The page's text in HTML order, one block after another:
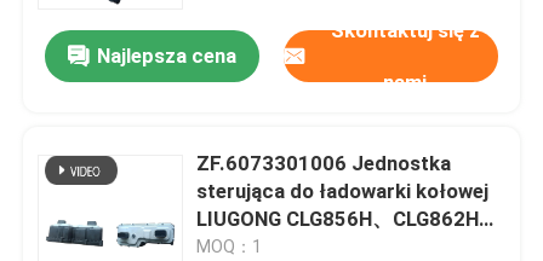
Najlepsza cena
Skontaktuj się z
nami
ZF.6073301006 Jednostka
sterująca do ładowarki kołowej
LIUGONG CLG856H、CLG862H、
CLG870H、CLG855N、CLG856、
MOQ：1